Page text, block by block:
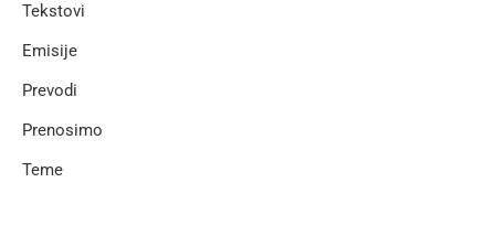
Tekstovi
Emisije
Prevodi
Prenosimo
Teme